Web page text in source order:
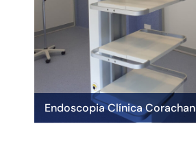
Endoscopia Clínica Corachan